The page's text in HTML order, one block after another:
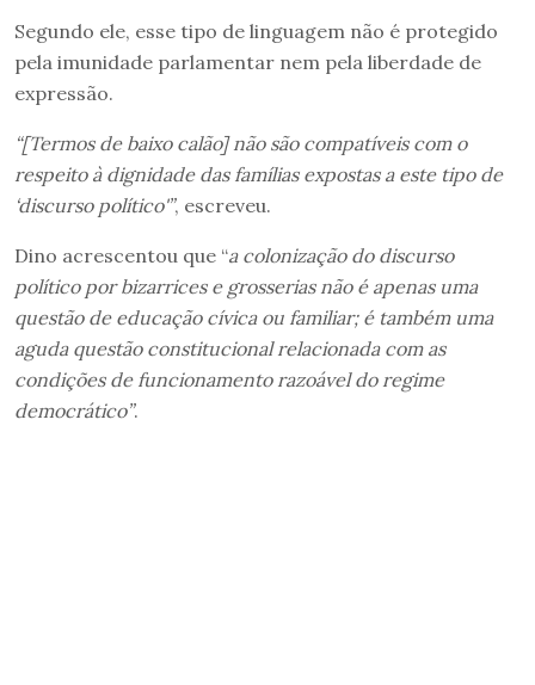
Segundo ele, esse tipo de linguagem não é protegido
pela imunidade parlamentar nem pela liberdade de
expressão.
“[Termos de baixo calão] não são compatíveis com o
respeito à dignidade das famílias expostas a este tipo de
‘discurso político'”, escreveu.
Dino acrescentou que “a colonização do discurso
político por bizarrices e grosserias não é apenas uma
questão de educação cívica ou familiar; é também uma
aguda questão constitucional relacionada com as
condições de funcionamento razoável do regime
democrático”.